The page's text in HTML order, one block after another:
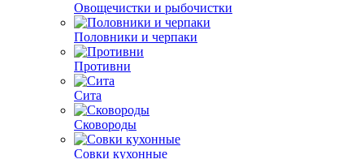
Овощечистки и рыбочистки
Половники и черпаки
Противни
Сита
Сковороды
Совки кухонные